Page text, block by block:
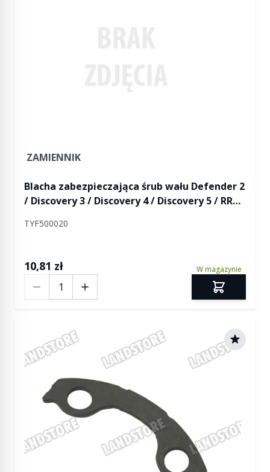
ZAMIENNIK
Blacha zabezpieczająca śrub wału Defender 2
/ Discovery 3 / Discovery 4 / Discovery 5 / RR
L460 / RR Sport / RR Sport od 2014 / RR Sport
TYF500020
10,81 zł W magazynie